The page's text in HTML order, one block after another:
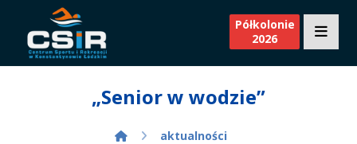
Półkolonie
2026
„Senior w wodzie”
aktualności